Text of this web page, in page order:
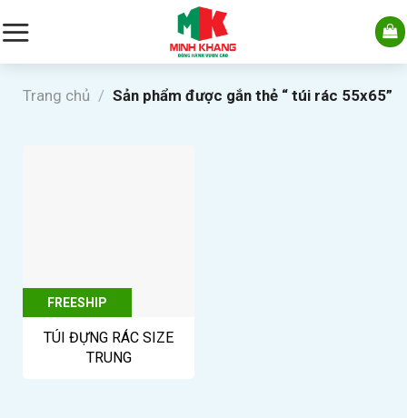
to
Trang chủ / Sản phẩm được gắn thẻ “ túi rác 55x65”
FREESHIP
TÚI ĐỰNG RÁC SIZE
TRUNG